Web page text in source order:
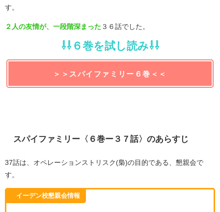
す。
２人の友情が、一段階深まった ３６話でした。
⇩⇩６巻を試し読み⇩⇩
＞＞スパイファミリー６巻＜＜
スパイファミリー〈６巻ー３７話〉のあらすじ
37話は、オペレーションストリスク(梟)の目的である、懇親会で
す。
イーデン校懇親会情報